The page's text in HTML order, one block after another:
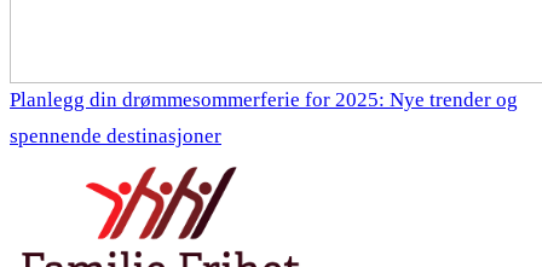
Planlegg din drømmesommerferie for 2025: Nye trender og
spennende destinasjoner